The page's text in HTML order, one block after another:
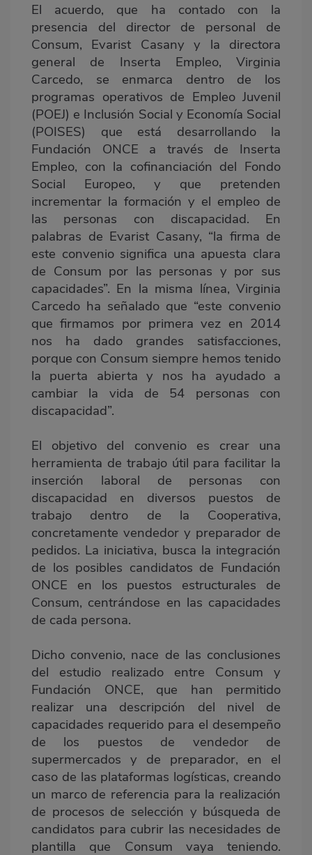
El acuerdo, que ha contado con la
presencia del director de personal de
Consum, Evarist Casany y la directora
general de Inserta Empleo, Virginia
Carcedo, se enmarca dentro de los
programas operativos de Empleo Juvenil
(POEJ) e Inclusión Social y Economía Social
(POISES) que está desarrollando la
Fundación ONCE a través de Inserta
Empleo, con la cofinanciación del Fondo
Social Europeo, y que pretenden
incrementar la formación y el empleo de
las personas con discapacidad. En
palabras de Evarist Casany, “la firma de
este convenio significa una apuesta clara
de Consum por las personas y por sus
capacidades”. En la misma línea, Virginia
Carcedo ha señalado que “este convenio
que firmamos por primera vez en 2014
nos ha dado grandes satisfacciones,
porque con Consum siempre hemos tenido
la puerta abierta y nos ha ayudado a
cambiar la vida de 54 personas con
discapacidad”.
El objetivo del convenio es crear una
herramienta de trabajo útil para facilitar la
inserción laboral de personas con
discapacidad en diversos puestos de
trabajo dentro de la Cooperativa,
concretamente vendedor y preparador de
pedidos. La iniciativa, busca la integración
de los posibles candidatos de Fundación
ONCE en los puestos estructurales de
Consum, centrándose en las capacidades
de cada persona.
Dicho convenio, nace de las conclusiones
del estudio realizado entre Consum y
Fundación ONCE, que han permitido
realizar una descripción del nivel de
capacidades requerido para el desempeño
de los puestos de vendedor de
supermercados y de preparador, en el
caso de las plataformas logísticas, creando
un marco de referencia para la realización
de procesos de selección y búsqueda de
candidatos para cubrir las necesidades de
plantilla que Consum vaya teniendo.